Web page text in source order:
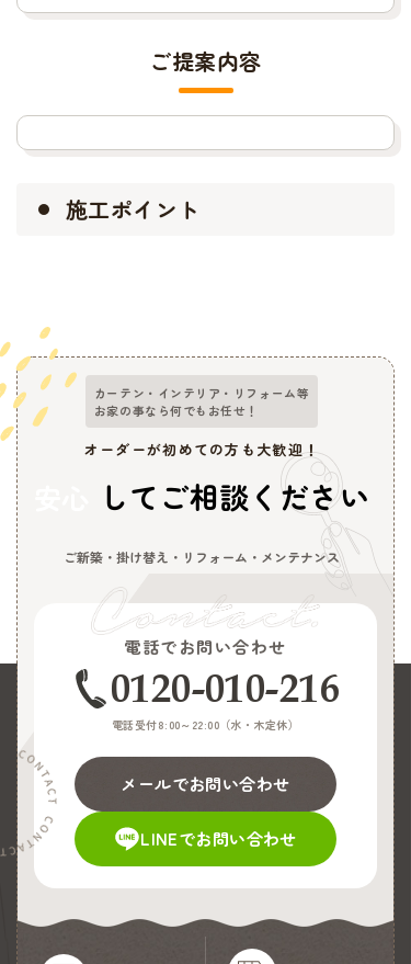
ご提案内容
施工ポイント
カーテン・インテリア・リフォーム等
お家の事なら何でもお任せ！
オーダーが初めての方も大歓迎！
してご相談ください
ご新築・掛け替え・リフォーム・メンテナンス
電話でお問い合わせ
0120-010-216
電話受付8:00～22:00（水・木定休）
メールでお問い合わせ
LINEでお問い合わせ